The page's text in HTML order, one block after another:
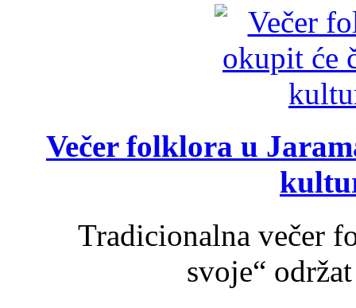
Večer folklora u
Tradicionalna večer
svoje“